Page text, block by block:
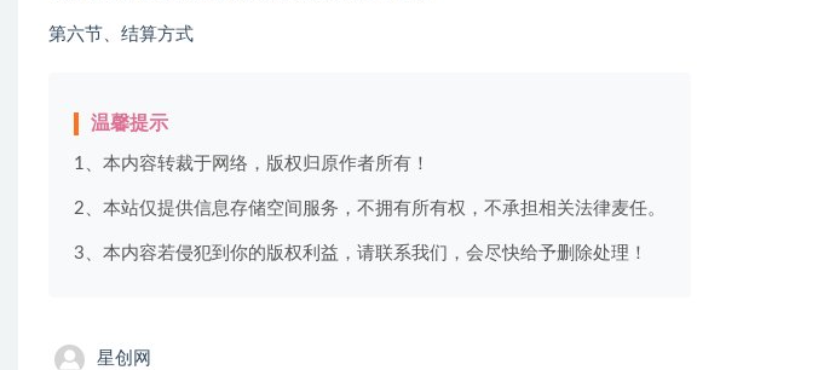
第六节、结算方式
温馨提示
1、本内容转裁于网络，版权归原作者所有！
2、本站仅提供信息存储空间服务，不拥有所有权，不承担相关法律麦任。
3、本内容若侵犯到你的版权利益，请联系我们，会尽快给予删除处理！
星创网